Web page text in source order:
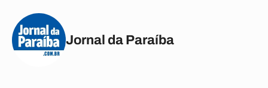
Jornal da Paraíba